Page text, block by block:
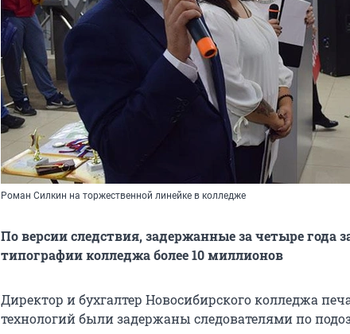
Роман Силкин на торжественной линейке в колледже
По версии следствия, задержанные за четыре года
типографии колледжа более 10 миллионов
Директор и бухгалтер Новосибирского колледжа
технологий были задержаны следователями по